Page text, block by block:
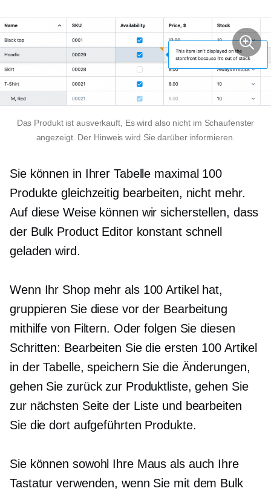
Das Produkt istausverkauft, Es wird also nicht im Schaufenster
angezeigt. Der Hinweis wird Sie darüber informieren.
Sie können in Ihrer Tabelle maximal 100
Produkte gleichzeitig bearbeiten, nicht mehr.
Auf diese Weise können wir sicherstellen, dass
der Bulk Product Editor konstant schnell
geladen wird.
Wenn Ihr Shop mehr als 100 Artikel hat,
gruppieren Sie diese vor der Bearbeitung
mithilfe von Filtern. Oder folgen Sie diesen
Schritten: Bearbeiten Sie die ersten 100 Artikel
in der Tabelle, speichern Sie die Änderungen,
gehen Sie zurück zur Produktliste, gehen Sie
zur nächsten Seite der Liste und bearbeiten
Sie die dort aufgeführten Produkte.
Sie können sowohl Ihre Maus als auch Ihre
Tastatur verwenden, wenn Sie mit dem Bulk